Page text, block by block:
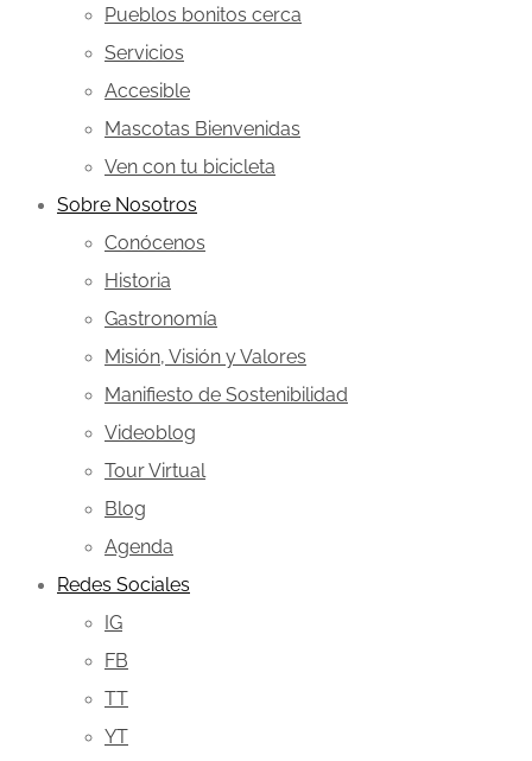
Pueblos bonitos cerca
Servicios
Accesible
Mascotas Bienvenidas
Ven con tu bicicleta
Sobre Nosotros
Conócenos
Historia
Gastronomía
Misión, Visión y Valores
Manifiesto de Sostenibilidad
Videoblog
Tour Virtual
Blog
Agenda
Redes Sociales
IG
FB
TT
YT